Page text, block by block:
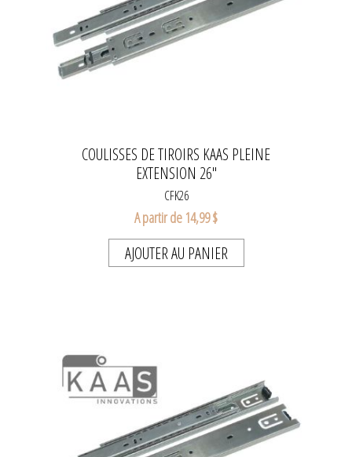
COULISSES DE TIROIRS KAAS PLEINE
EXTENSION 26"
CFK26
A partir de 14,99 $
AJOUTER AU PANIER